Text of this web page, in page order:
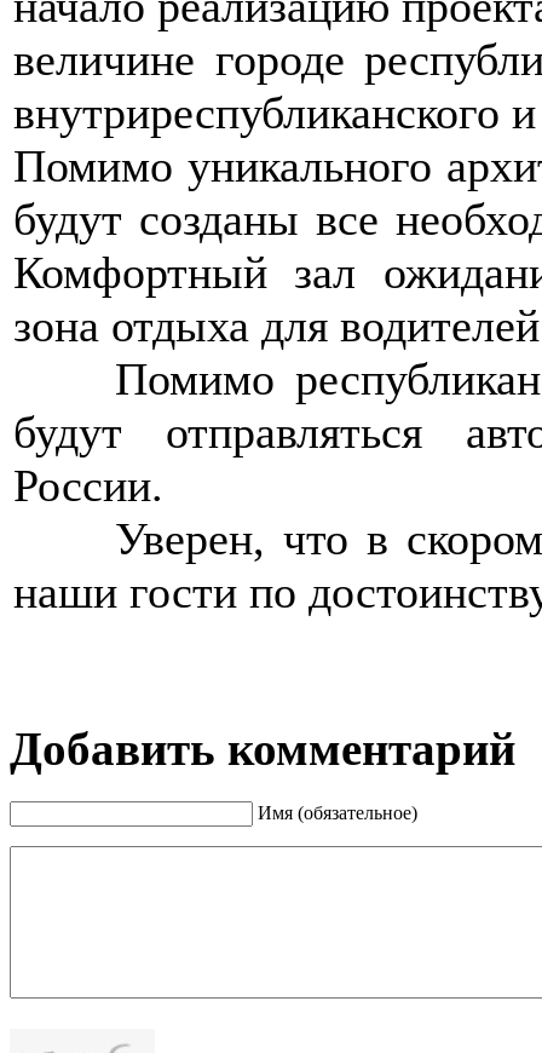
величине городе
внутриреспубликанского
Помимо уникального
будут созданы все
Комфортный зал
зона отдыха для
Помимо
будут отправляться
России.
Уверен, что в
наши гости по
Добавить комментарий
Имя (обязательное)